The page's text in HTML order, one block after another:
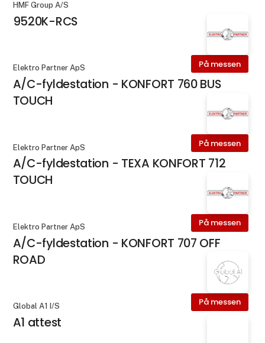
HMF Group A/S
9520K-RCS
På messen
Elektro Partner ApS
A/C-fyldestation - KONFORT 760 BUS
TOUCH
På messen
Elektro Partner ApS
A/C-fyldestation - TEXA KONFORT 712
TOUCH
På messen
Elektro Partner ApS
A/C-fyldestation - KONFORT 707 OFF
ROAD
På messen
Global A1 I/S
A1 attest